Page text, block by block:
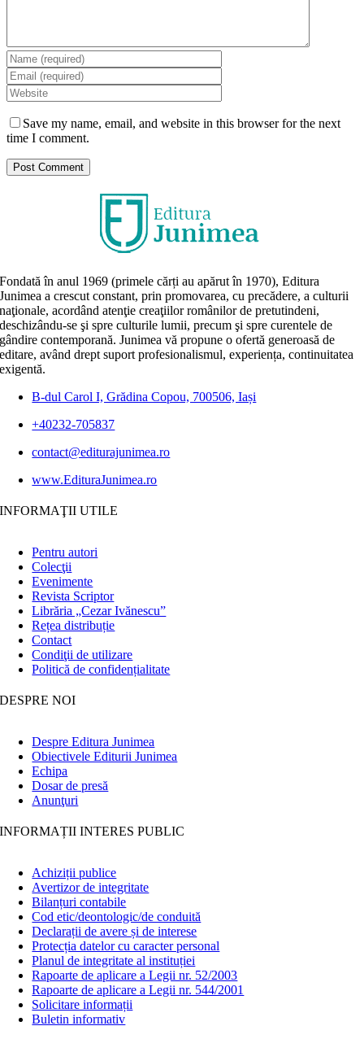
Save my name, email, and website in this browser for the next
time I comment.
Fondată în anul 1969 (primele cărți au apărut în 1970), Editura
Junimea a crescut constant, prin promovarea, cu precădere, a culturii
naţionale, acordând atenţie creaţiilor românilor de pretutindeni,
deschizându-se şi spre culturile lumii, precum şi spre curentele de
gândire contemporană. Junimea vă propune o ofertă generoasă de
editare, având drept suport profesionalismul, experiența, continuitatea
exigentă.
B-dul Carol I, Grădina Copou, 700506, Iași
+40232-705837
contact@editurajunimea.ro
www.EdituraJunimea.ro
INFORMAŢII UTILE
Pentru autori
Colecţii
Evenimente
Revista Scriptor
Librăria „Cezar Ivănescu”
Rețea distribuție
Contact
Condiţii de utilizare
Politică de confidențialitate
DESPRE NOI
Despre Editura Junimea
Obiectivele Editurii Junimea
Echipa
Dosar de presă
Anunţuri
INFORMAȚII INTERES PUBLIC
Achiziții publice
Avertizor de integritate
Bilanțuri contabile
Cod etic/deontologic/de conduită
Declarații de avere și de interese
Protecția datelor cu caracter personal
Planul de integritate al instituției
Rapoarte de aplicare a Legii nr. 52/2003
Rapoarte de aplicare a Legii nr. 544/2001
Solicitare informații
Buletin informativ